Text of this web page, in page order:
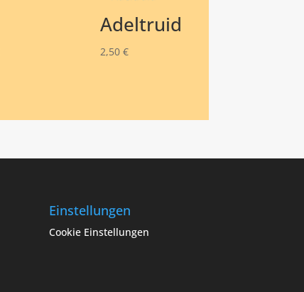
Adeltruid
2,50€
Einstellungen
Cookie Einstellungen